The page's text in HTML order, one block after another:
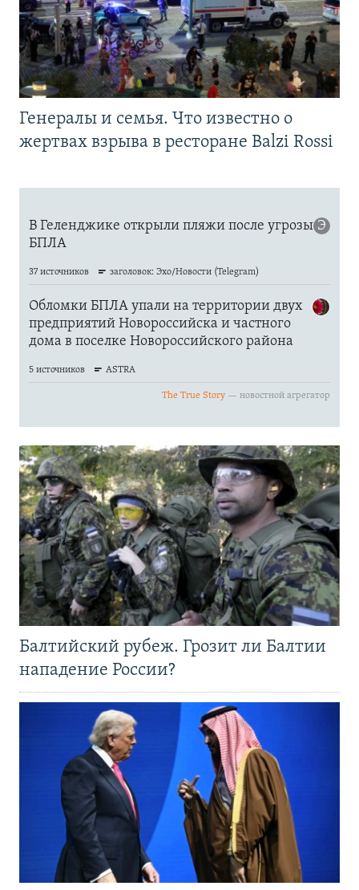
Генералы и семья. Что известно о
жертвах взрыва в ресторане Balzi Rossi
Балтийский рубеж. Грозит ли Балтии
нападение России?